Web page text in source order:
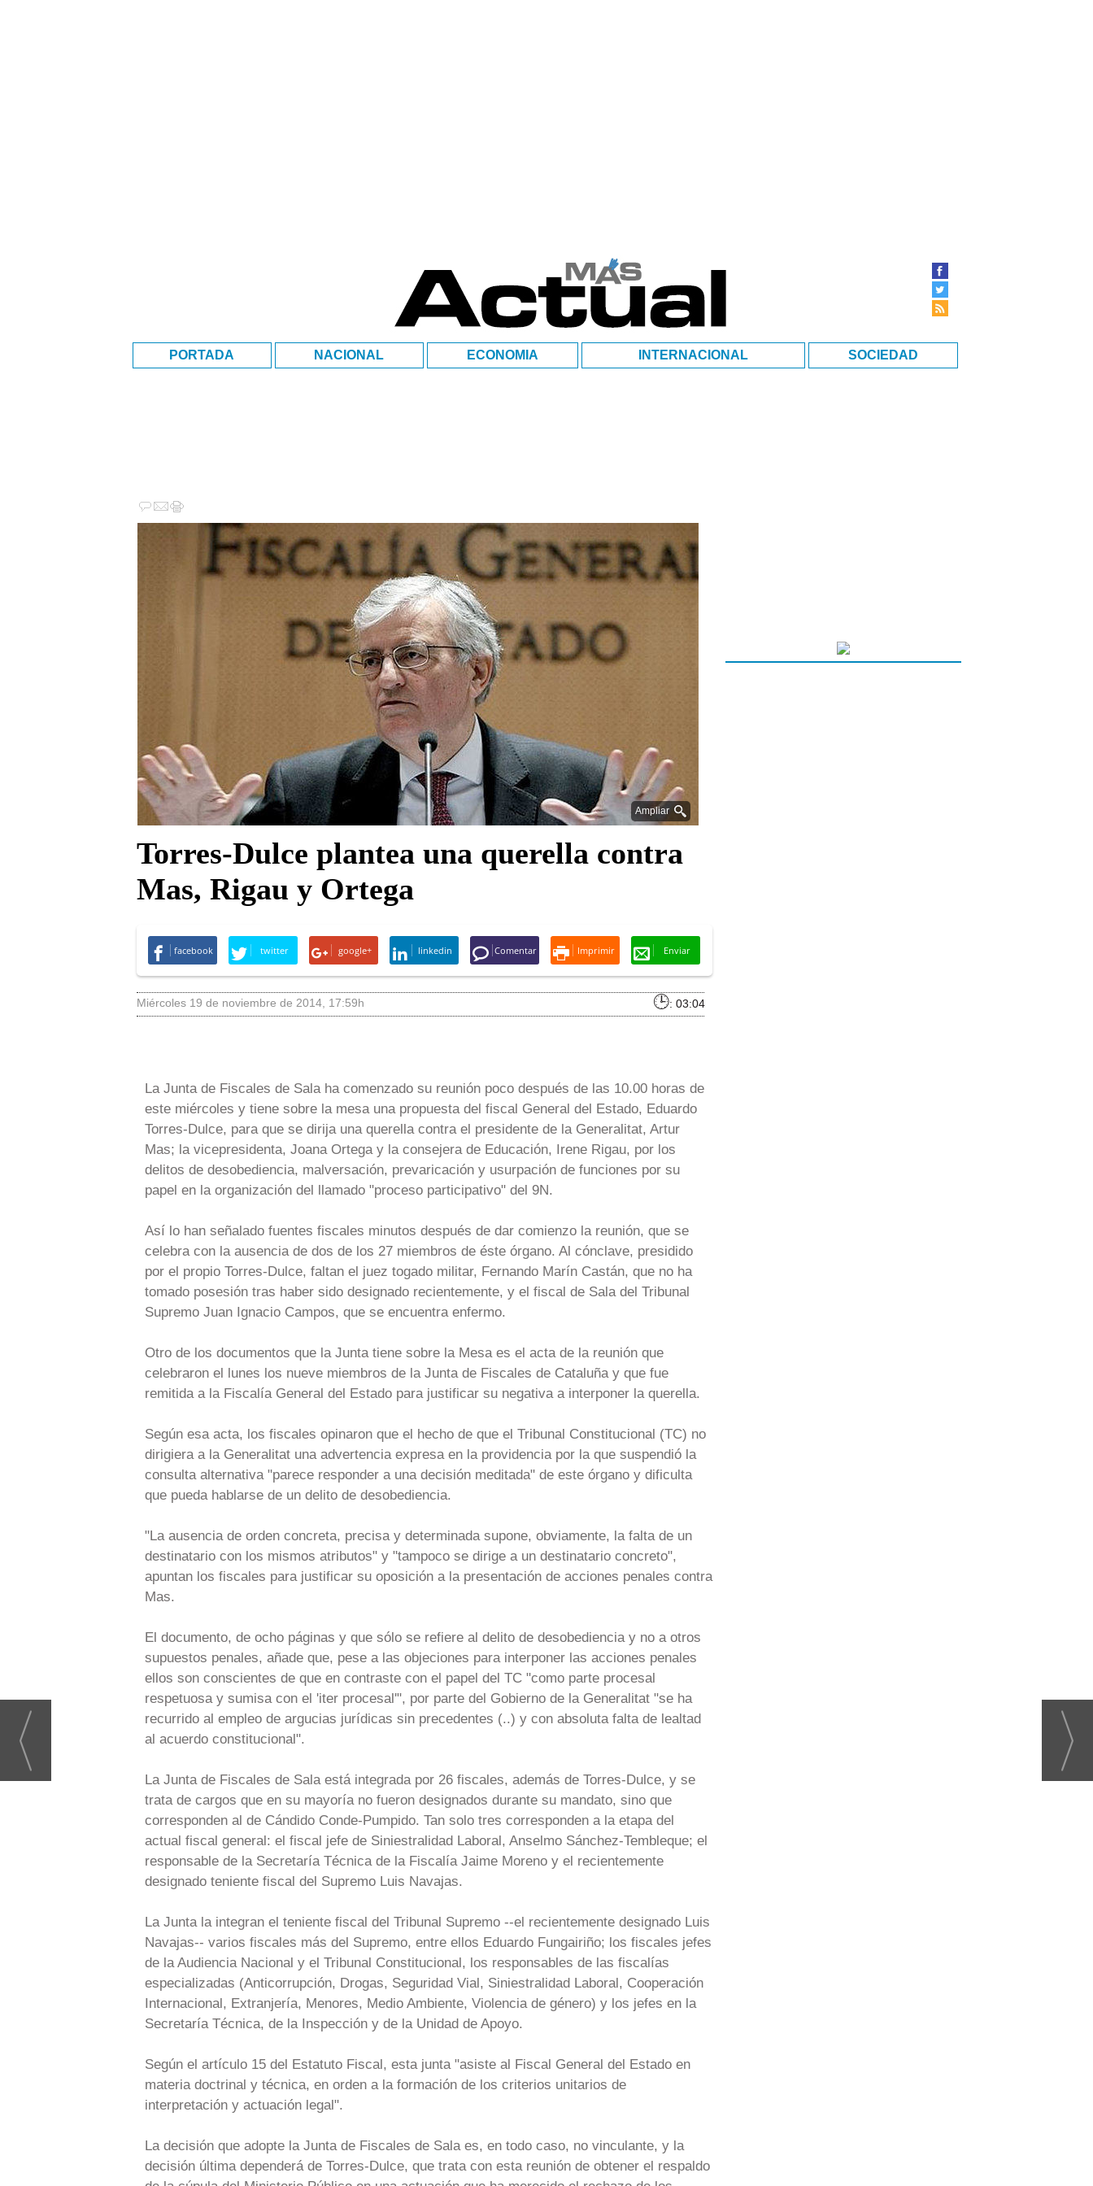
PORTADA NACIONAL ECONOMIA INTERNACIONAL SOCIEDAD
Ampliar
Torres-Dulce plantea una querella contra
Mas, Rigau y Ortega
facebook twitter google+ linkedin Comentar Imprimir Enviar
miércoles 19 de noviembre de 2014, 17:59h : 03:04
La Junta de Fiscales de Sala ha comenzado su reunión poco después de las 10.00 horas de
este miércoles y tiene sobre la mesa una propuesta del fiscal General del Estado, Eduardo
Torres-Dulce, para que se dirija una querella contra el presidente de la Generalitat, Artur
Mas; la vicepresidenta, Joana Ortega y la consejera de Educación, Irene Rigau, por los
delitos de desobediencia, malversación, prevaricación y usurpación de funciones por su
papel en la organización del llamado "proceso participativo" del 9N.
Así lo han señalado fuentes fiscales minutos después de dar comienzo la reunión, que se
celebra con la ausencia de dos de los 27 miembros de éste órgano. Al cónclave, presidido
por el propio Torres-Dulce, faltan el juez togado militar, Fernando Marín Castán, que no ha
tomado posesión tras haber sido designado recientemente, y el fiscal de Sala del Tribunal
Supremo Juan Ignacio Campos, que se encuentra enfermo.
Otro de los documentos que la Junta tiene sobre la Mesa es el acta de la reunión que
celebraron el lunes los nueve miembros de la Junta de Fiscales de Cataluña y que fue
remitida a la Fiscalía General del Estado para justificar su negativa a interponer la querella.
Según esa acta, los fiscales opinaron que el hecho de que el Tribunal Constitucional (TC) no
dirigiera a la Generalitat una advertencia expresa en la providencia por la que suspendió la
consulta alternativa "parece responder a una decisión meditada" de este órgano y dificulta
que pueda hablarse de un delito de desobediencia.
"La ausencia de orden concreta, precisa y determinada supone, obviamente, la falta de un
destinatario con los mismos atributos" y "tampoco se dirige a un destinatario concreto",
apuntan los fiscales para justificar su oposición a la presentación de acciones penales contra
Mas.
El documento, de ocho páginas y que sólo se refiere al delito de desobediencia y no a otros
supuestos penales, añade que, pese a las objeciones para interponer las acciones penales
ellos son conscientes de que en contraste con el papel del TC "como parte procesal
respetuosa y sumisa con el 'iter procesal'", por parte del Gobierno de la Generalitat "se ha
recurrido al empleo de argucias jurídicas sin precedentes (..) y con absoluta falta de lealtad
al acuerdo constitucional".
La Junta de Fiscales de Sala está integrada por 26 fiscales, además de Torres-Dulce, y se
trata de cargos que en su mayoría no fueron designados durante su mandato, sino que
corresponden al de Cándido Conde-Pumpido. Tan solo tres corresponden a la etapa del
actual fiscal general: el fiscal jefe de Siniestralidad Laboral, Anselmo Sánchez-Tembleque; el
responsable de la Secretaría Técnica de la Fiscalía Jaime Moreno y el recientemente
designado teniente fiscal del Supremo Luis Navajas.
La Junta la integran el teniente fiscal del Tribunal Supremo --el recientemente designado Luis
Navajas-- varios fiscales más del Supremo, entre ellos Eduardo Fungairiño; los fiscales jefes
de la Audiencia Nacional y el Tribunal Constitucional, los responsables de las fiscalías
especializadas (Anticorrupción, Drogas, Seguridad Vial, Siniestralidad Laboral, Cooperación
Internacional, Extranjería, Menores, Medio Ambiente, Violencia de género) y los jefes en la
Secretaría Técnica, de la Inspección y de la Unidad de Apoyo.
Según el artículo 15 del Estatuto Fiscal, esta junta "asiste al Fiscal General del Estado en
materia doctrinal y técnica, en orden a la formación de los criterios unitarios de
interpretación y actuación legal".
La decisión que adopte la Junta de Fiscales de Sala es, en todo caso, no vinculante, y la
decisión última dependerá de Torres-Dulce, que trata con esta reunión de obtener el respaldo